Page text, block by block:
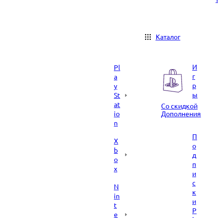
Каталог
Pl
a
y
St
at
io
n
X
b
o
x
N
in
t
e
И
г
р
ы
Со скидкой
Дополнения
П
о
д
п
и
с
к
и
P